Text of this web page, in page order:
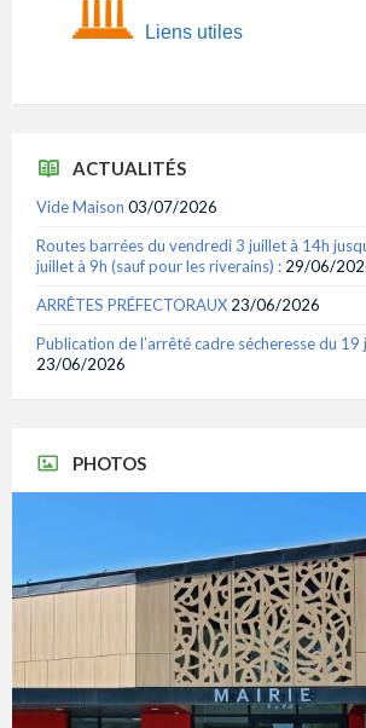
Liens utiles
ACTUALITÉS
Vide Maison 03/07/2026
Routes barrées du vendredi 3 juillet à 14h
juillet à 9h (sauf pour les riverains) : 29/06/
ARRÊTES PRÉFECTORAUX 23/06/2026
Publication de l’arrêté cadre sécheresse du 19
23/06/2026
PHOTOS